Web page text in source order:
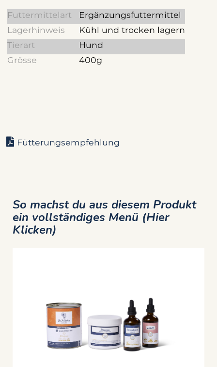
Futtermittelart
Ergänzungsfuttermittel
Lagerhinweis
Kühl und trocken lagern
Tierart
Hund
Grösse
400g
Fütterungsempfehlung
So machst du aus diesem Produkt
ein vollständiges Menü (Hier
Klicken)